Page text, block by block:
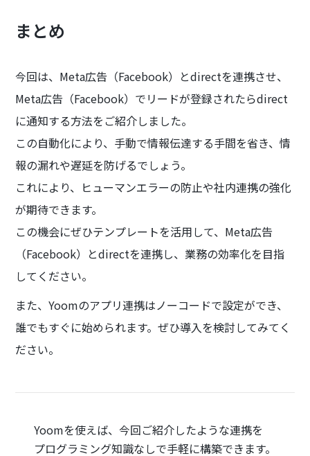
まとめ
今回は、Meta広告（Facebook）とdirectを連携させ、
Meta広告（Facebook）でリードが登録されたらdirect
に通知する方法をご紹介しました。
この自動化により、手動で情報伝達する手間を省き、情
報の漏れや遅延を防げるでしょう。
これにより、ヒューマンエラーの防止や社内連携の強化
が期待できます。
この機会にぜひテンプレートを活用して、Meta広告
（Facebook）とdirectを連携し、業務の効率化を目指
してください。
また、Yoomのアプリ連携はノーコードで設定ができ、
誰でもすぐに始められます。ぜひ導入を検討してみてく
ださい。
Yoomを使えば、今回ご紹介したような連携を
プログラミング知識なしで手軽に構築できます。